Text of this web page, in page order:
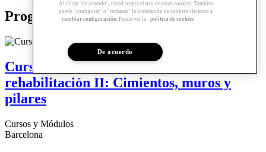
Programas relacionados
Curso | Cálculo de estructuras en
rehabilitación II: Cimientos, muros y
pilares
Cursos y Módulos
Barcelona
Al clicar "de acuerdo", usted acepta el uso de estas cookies. También
puede "configurar" o "rechazar" la instalación de cookies clicando a
cambiar configuración. Puede ver la política de cookies
De acuerdo